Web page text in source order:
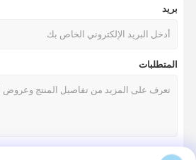
غير مضغوط النوع الثاني الكولاجين
النوع الثاني الدجاج الكولاجين
مسحوق كولاجين السمك
بريد
المتطلبات